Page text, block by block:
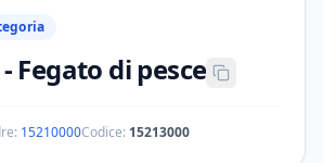
- Fegato di pesce
15210000Codice: 15213000